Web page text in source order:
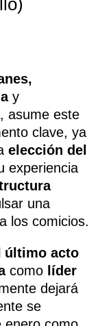
y
, asume este
clave, ya
elección del
experiencia
una
los comicios.
último acto
como líder
dejará
se